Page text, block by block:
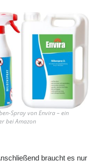
Spray von Envira – ein
bei Amazon
braucht es nur